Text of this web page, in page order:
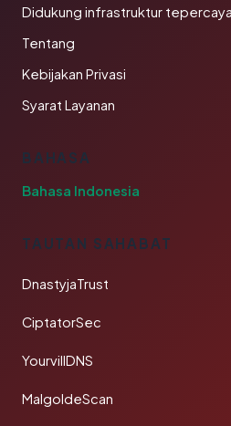
Didukung infrastruktur tepercaya
Tentang
Kebijakan Privasi
Syarat Layanan
BAHASA
Bahasa Indonesia
TAUTAN SAHABAT
DnastyjaTrust
CiptatorSec
YourvillDNS
MalgoldeScan